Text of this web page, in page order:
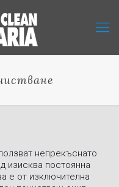
непрекъснато
изисква постоянна
е от изключителна